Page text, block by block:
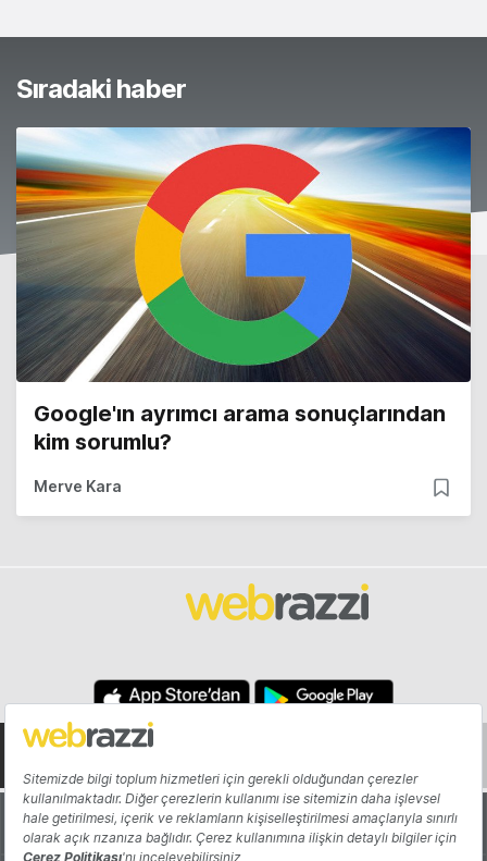
Sıradaki haber
Google'ın ayrımcı arama sonuçlarından
kim sorumlu?
Merve Kara
Hakkında Yazarlar